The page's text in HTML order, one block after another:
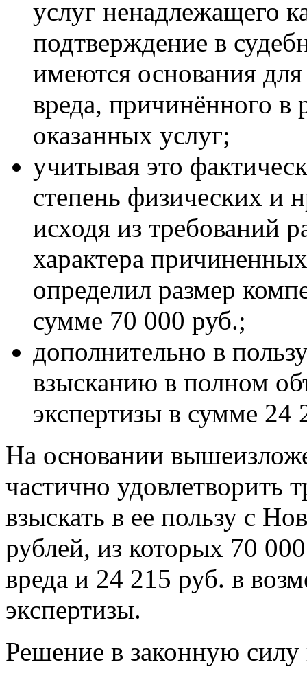
услуг ненадлежащего
подтверждение в
имеются основания
вреда, причинённого в
оказанных услуг;
учитывая это
степень физических и
исходя из требований
характера
определил размер
сумме 70 000 руб.;
дополнительно в
взысканию в полном
экспертизы в сумме 24
На основании
частично удовлетворить
взыскать в ее пользу с
рублей, из которых 70
вреда и 24 215 руб. в
экспертизы.
Решение в законную силу